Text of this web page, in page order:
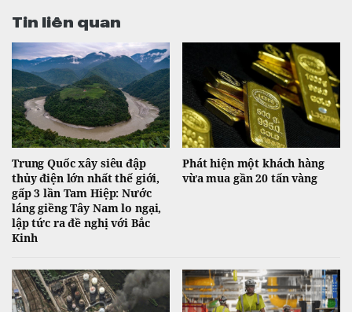
Tin liên quan
Trung Quốc xây siêu đập
thủy điện lớn nhất thế giới,
gấp 3 lần Tam Hiệp: Nước
láng giềng Tây Nam lo ngại,
lập tức ra đề nghị với Bắc
Kinh
Phát hiện một khách hàng
vừa mua gần 20 tấn vàng